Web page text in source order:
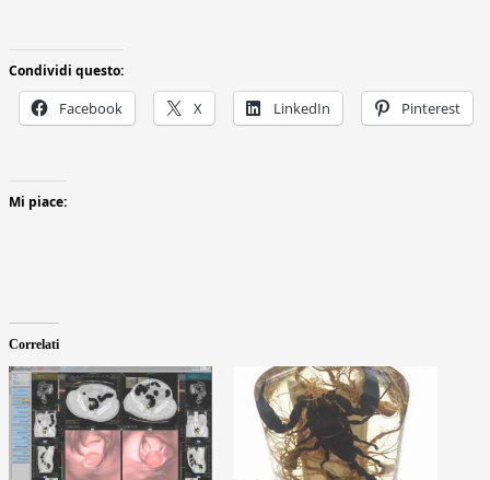
Condividi questo:
Facebook X LinkedIn Pinterest
Mi piace:
Correlati